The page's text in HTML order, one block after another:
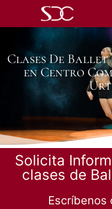
Clases De Ballet
en Centro
Solicita
clases de
Escríbenos